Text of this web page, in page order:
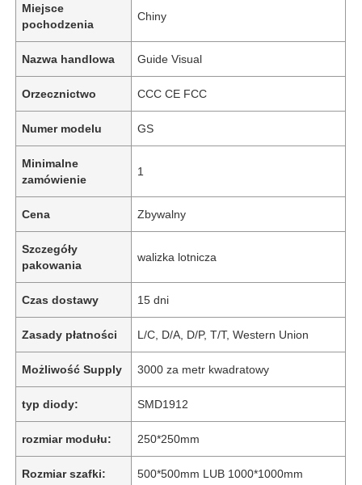
Miejsce
pochodzenia
Chiny
Nazwa handlowa Guide Visual
Orzecznictwo CCC CE FCC
Numer modelu GS
Minimalne
zamówienie
1
Cena Zbywalny
Szczegóły
pakowania
walizka lotnicza
Czas dostawy 15 dni
Zasady płatności L/C, D/A, D/P, T/T, Western Union
Możliwość Supply 3000 za metr kwadratowy
typ diody: SMD1912
rozmiar modułu: 250*250mm
Rozmiar szafki: 500*500mm LUB 1000*1000mm